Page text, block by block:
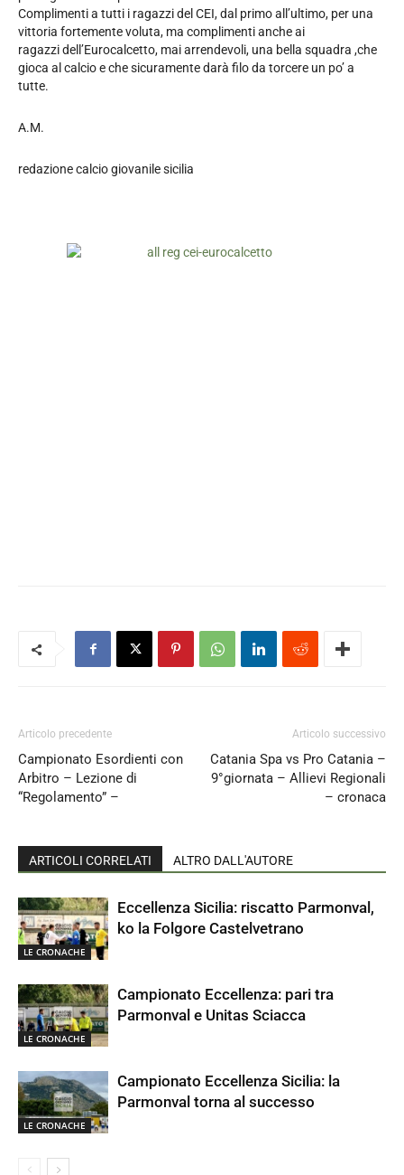
Complimenti a tutti i ragazzi del CEI, dal primo all’ultimo, per una
vittoria fortemente voluta, ma complimenti anche ai
ragazzi dell’Eurocalcetto, mai arrendevoli, una bella squadra ,che
gioca al calcio e che sicuramente darà filo da torcere un po’ a
tutte.
A.M.
redazione calcio giovanile sicilia
Articolo precedente
Campionato Esordienti con
Arbitro – Lezione di
“Regolamento” –
Articolo successivo
Catania Spa vs Pro Catania –
9°giornata – Allievi Regionali
– cronaca
ARTICOLI CORRELATI ALTRO DALL'AUTORE
LE CRONACHE
Eccellenza Sicilia: riscatto Parmonval,
ko la Folgore Castelvetrano
LE CRONACHE
Campionato Eccellenza: pari tra
Parmonval e Unitas Sciacca
LE CRONACHE
Campionato Eccellenza Sicilia: la
Parmonval torna al successo